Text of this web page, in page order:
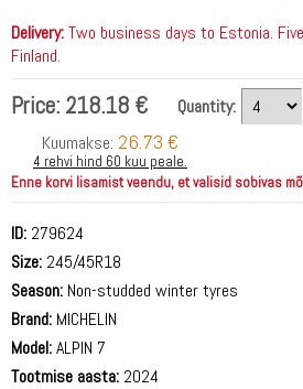
Delivery:Two business days to Estonia.
Finland.
Price: 218.18 €
Quantity:
Kuumakse: 26.73 €
4 rehvi hind 60 kuu peale.
Enne korvi lisamist veendu, et valisid sobivas
ID: 279624
Size: 245/45R18
Season: Non-studded winter tyres
Brand: MICHELIN
Model:ALPIN 7
Tootmise aasta: 2024